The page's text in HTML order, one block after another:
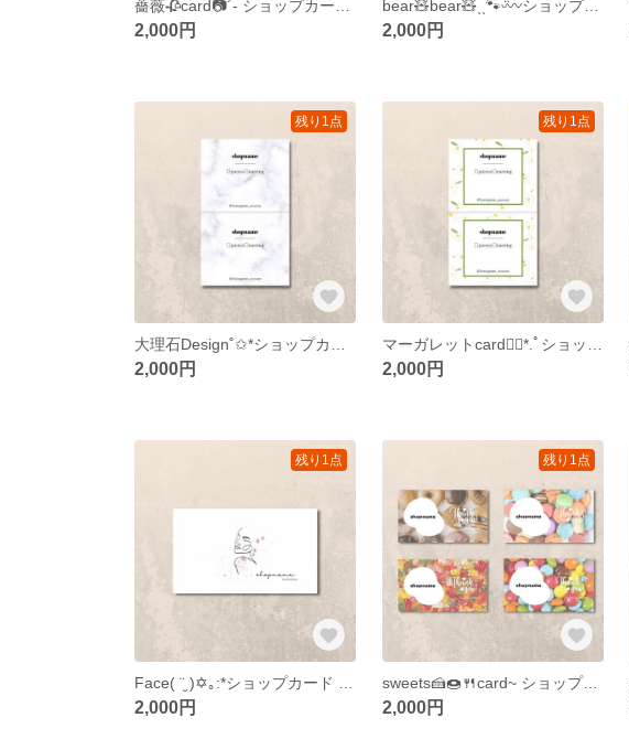
2,000円
bear🧸bear🧸⸒⸒🐾ᵕ̈〰️ショップカード 名刺 アクセサリー台紙 ネイルチップ台紙 サンキューカード
2,000円
残り1点
2,000円
残り1点
2,000円
残り1点
2,000円
残り1点
sweets🍰🍩🍴card~ ショップカード アクセサリー台紙 名刺 サンキューカード
2,000円